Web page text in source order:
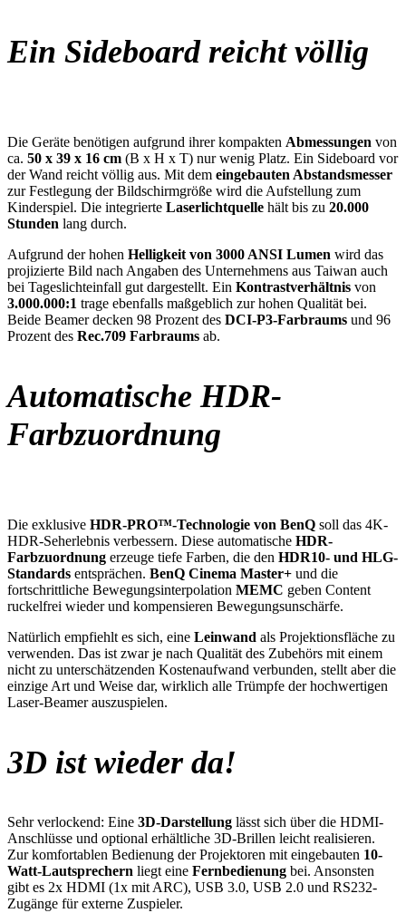
Ein Sideboard reicht völlig
Die Geräte benötigen aufgrund ihrer kompakten Abmessungen von
ca. 50 x 39 x 16 cm (B x H x T) nur wenig Platz. Ein Sideboard vor
der Wand reicht völlig aus. Mit dem eingebauten Abstandsmesser
zur Festlegung der Bildschirmgröße wird die Aufstellung zum
Kinderspiel. Die integrierte Laserlichtquelle hält bis zu 20.000
Stunden lang durch.
Aufgrund der hohen Helligkeit von 3000 ANSI Lumen wird das
projizierte Bild nach Angaben des Unternehmens aus Taiwan auch
bei Tageslichteinfall gut dargestellt. Ein Kontrastverhältnis von
3.000.000:1 trage ebenfalls maßgeblich zur hohen Qualität bei.
Beide Beamer decken 98 Prozent des DCI-P3-Farbraums und 96
Prozent des Rec.709 Farbraums ab.
Automatische HDR-
Farbzuordnung
Die exklusive HDR-PRO™-Technologie von BenQ soll das 4K-
HDR-Seherlebnis verbessern. Diese automatische HDR-
Farbzuordnung erzeuge tiefe Farben, die den HDR10- und HLG-
Standards entsprächen. BenQ Cinema Master+ und die
fortschrittliche Bewegungsinterpolation MEMC geben Content
ruckelfrei wieder und kompensieren Bewegungsunschärfe.
Natürlich empfiehlt es sich, eine Leinwand als Projektionsfläche zu
verwenden. Das ist zwar je nach Qualität des Zubehörs mit einem
nicht zu unterschätzenden Kostenaufwand verbunden, stellt aber die
einzige Art und Weise dar, wirklich alle Trümpfe der hochwertigen
Laser-Beamer auszuspielen.
3D ist wieder da!
Sehr verlockend: Eine 3D-Darstellung lässt sich über die HDMI-
Anschlüsse und optional erhältliche 3D-Brillen leicht realisieren.
Zur komfortablen Bedienung der Projektoren mit eingebauten 10-
Watt-Lautsprechern liegt eine Fernbedienung bei. Ansonsten
gibt es 2x HDMI (1x mit ARC), USB 3.0, USB 2.0 und RS232-
Zugänge für externe Zuspieler.